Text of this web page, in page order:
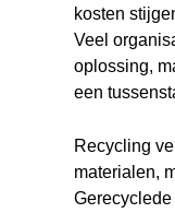
kosten
Veel
oplossing,
een
Recycling
materialen,